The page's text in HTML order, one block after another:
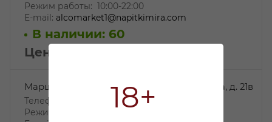
18+
Режим работы: 10:00-22:00
E-mail: alcomarket1@napitkimira.com
В наличии: 60
Цена: 44.99
Маршала Захарова, ул. Маршала Захарова, д. 21в
Телефон: +7 812 244-14-78,
Режим работы: 10:00-22:00